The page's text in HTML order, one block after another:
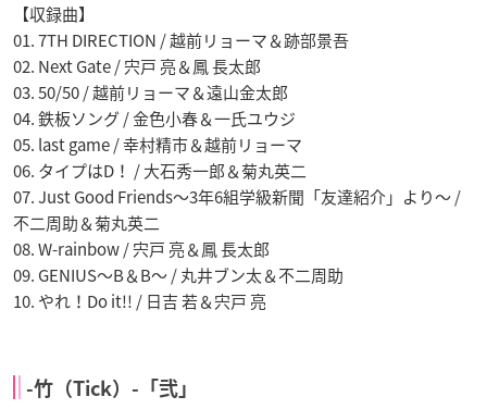
【収録曲】
01. 7TH DIRECTION / 越前リョーマ＆跡部景吾
02. Next Gate / 宍戸 亮＆鳳 長太郎
03. 50/50 / 越前リョーマ＆遠山金太郎
04. 鉄板ソング / 金色小春＆一氏ユウジ
05. last game / 幸村精市＆越前リョーマ
06. タイプはD！ / 大石秀一郎＆菊丸英二
07. Just Good Friends～3年6組学級新聞「友達紹介」より～ /
不二周助＆菊丸英二
08. W-rainbow / 宍戸 亮＆鳳 長太郎
09. GENIUS～B＆B～ / 丸井ブン太＆不二周助
10. やれ！Do it!! / 日吉 若＆宍戸 亮
-竹（Tick）-「弐」